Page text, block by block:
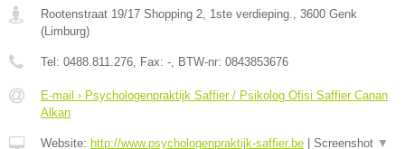
Rootenstraat 19/17 Shopping 2, 1ste verdieping. 3600 Genk
(Limburg)
Tel: 0488.811.276 , Fax: - , BTW-nr: 0843853676
E-mail › Psychologenpraktijk Saffier / Psikolog Ofisi Saffier Canan
Alkan
Website: http://www.psychologenpraktijk-saffier.be | Screenshot ▼